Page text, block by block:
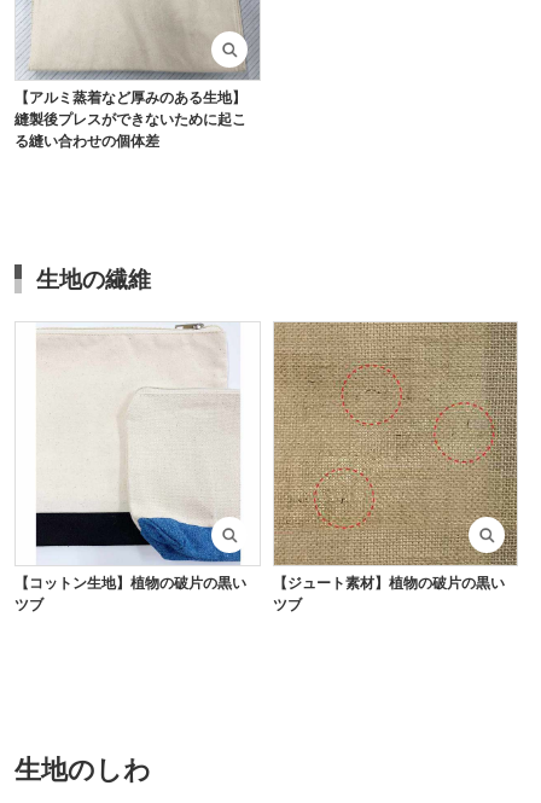
【アルミ蒸着など厚みのある生地】
縫製後プレスができないために起こ
る縫い合わせの個体差
生地の繊維
【コットン生地】植物の破片の黒い
ツブ
【ジュート素材】植物の破片の黒い
ツブ
生地のしわ